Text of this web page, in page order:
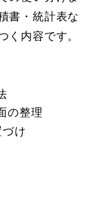
書・統計表な
く内容です。
の整理
け